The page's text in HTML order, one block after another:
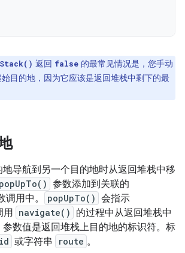
返回 false 的最常见情况是，您手动
目的地，因为它应该是返回堆栈中剩下的最
导航到另一个目的地时从返回堆栈中移
popUpTo() 参数添加到关联的
调用中。 popUpTo() 会指示
用 navigate()
的过程中从返回堆栈中
数值是返回堆栈上目的地的标识符。标
id 或字符串 route 。